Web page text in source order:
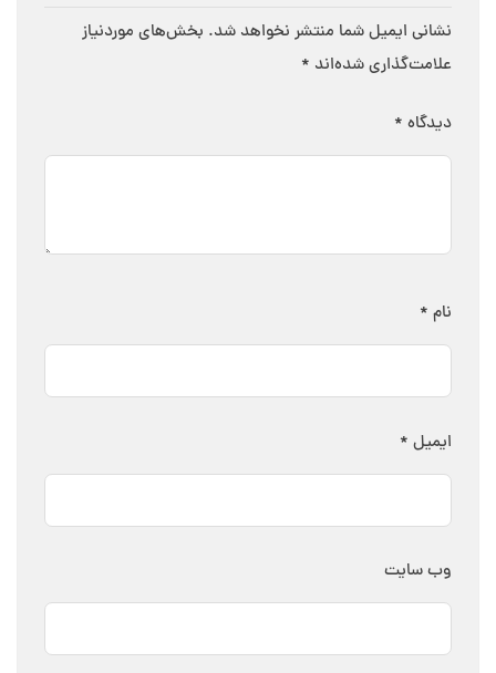
نشانی ایمیل شما منتشر نخواهد شد. بخش‌های موردنیاز
علامت‌گذاری شده‌اند *
دیدگاه *
نام *
ایمیل *
وب‌ سایت